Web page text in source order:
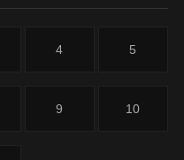
4 5
9 10